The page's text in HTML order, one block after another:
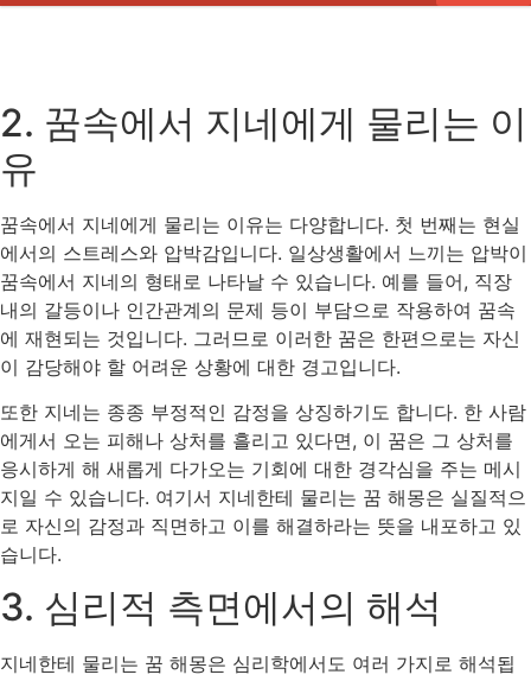
2. 꿈속에서 지네에게 물리는 이
유
꿈속에서 지네에게 물리는 이유는 다양합니다. 첫 번째는 현실
에서의 스트레스와 압박감입니다. 일상생활에서 느끼는 압박이
꿈속에서 지네의 형태로 나타날 수 있습니다. 예를 들어, 직장
내의 갈등이나 인간관계의 문제 등이 부담으로 작용하여 꿈속
에 재현되는 것입니다. 그러므로 이러한 꿈은 한편으로는 자신
이 감당해야 할 어려운 상황에 대한 경고입니다.
또한 지네는 종종 부정적인 감정을 상징하기도 합니다. 한 사람
에게서 오는 피해나 상처를 흘리고 있다면, 이 꿈은 그 상처를
응시하게 해 새롭게 다가오는 기회에 대한 경각심을 주는 메시
지일 수 있습니다. 여기서 지네한테 물리는 꿈 해몽은 실질적으
로 자신의 감정과 직면하고 이를 해결하라는 뜻을 내포하고 있
습니다.
3. 심리적 측면에서의 해석
지네한테 물리는 꿈 해몽은 심리학에서도 여러 가지로 해석됩